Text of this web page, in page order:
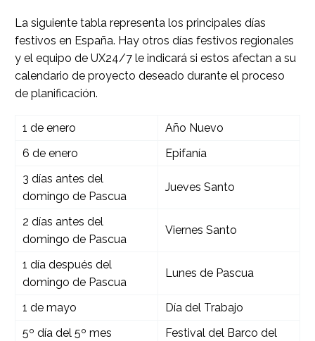
La siguiente tabla representa los principales días
festivos en España. Hay otros días festivos regionales
y el equipo de UX24/7 le indicará si estos afectan a su
calendario de proyecto deseado durante el proceso
de planificación.
1 de enero
Año Nuevo
6 de enero
Epifanía
3 días antes del
domingo de Pascua
Jueves Santo
2 días antes del
domingo de Pascua
Viernes Santo
1 día después del
domingo de Pascua
Lunes de Pascua
1 de mayo
Día del Trabajo
5º día del 5º mes
Festival del Barco del